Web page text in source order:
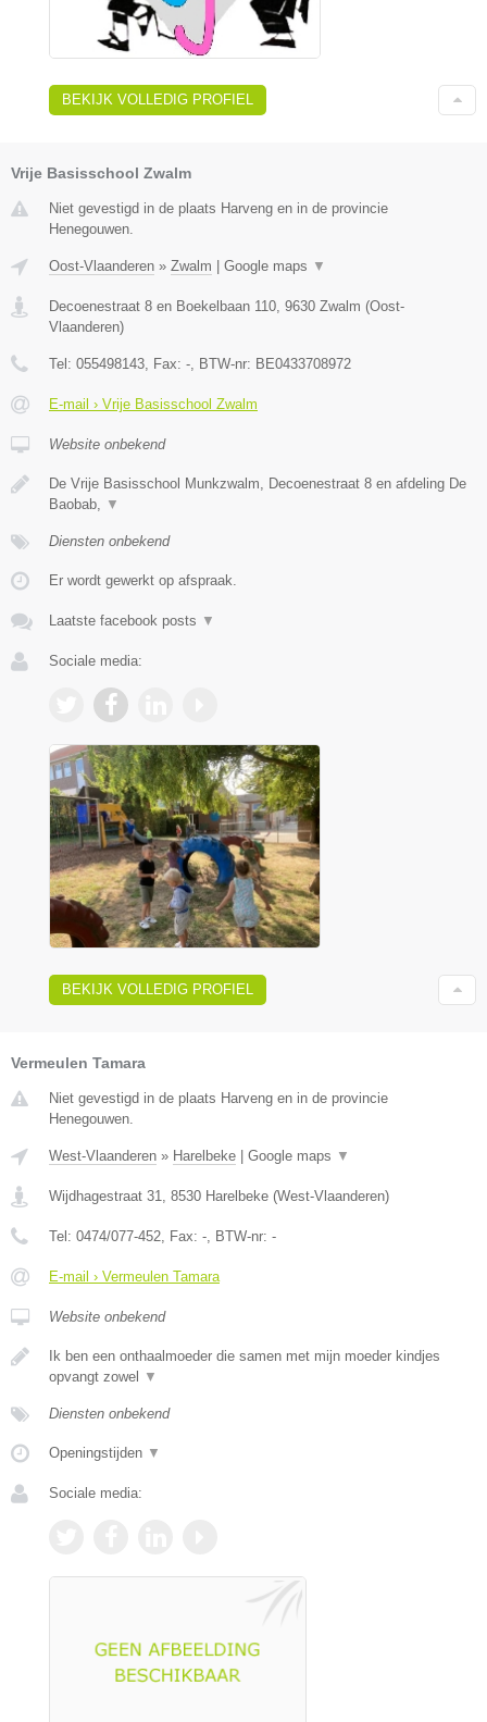
BEKIJK VOLLEDIG PROFIEL
Vrije Basisschool Zwalm
Niet gevestigd in de plaats Harveng en in de provincie
Henegouwen.
Oost-Vlaanderen » Zwalm Google maps ▼
Decoenestraat 8 en Boekelbaan 110, 9630 Zwalm (Oost-
Vlaanderen)
Tel: 055498143, Fax: -, BTW-nr: BE0433708972
E-mail › Vrije Basisschool Zwalm
Website onbekend
De Vrije Basisschool Munkzwalm, Decoenestraat 8 en afdeling De
Baobab, ▼
Diensten onbekend
Er wordt gewerkt op afspraak.
Laatste facebook posts ▼
Sociale media:
BEKIJK VOLLEDIG PROFIEL
Vermeulen Tamara
Niet gevestigd in de plaats Harveng en in de provincie
Henegouwen.
West-Vlaanderen » Harelbeke | Google maps ▼
Wijdhagestraat 31 8530 Harelbeke (West-Vlaanderen)
Tel: 0474/077-452 , Fax: - , BTW-nr: -
E-mail › Vermeulen Tamara
Website onbekend
Ik ben een onthaalmoeder die samen met mijn moeder kindjes
opvangt zowel ▼
Diensten onbekend
Openingstijden ▼
Sociale media: